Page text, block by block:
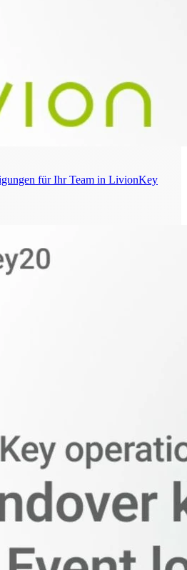
für Ihr Team in LivionKey